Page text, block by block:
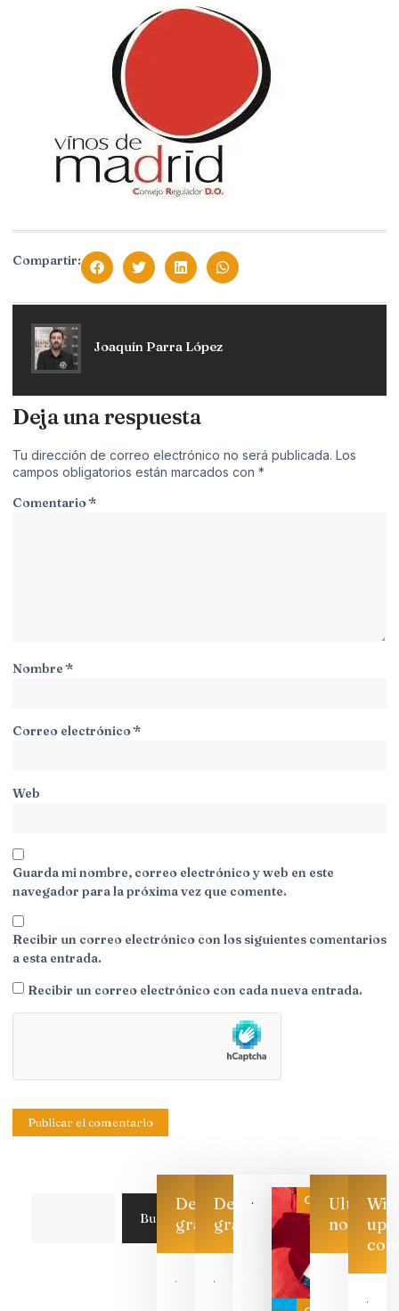
Compartir:
Joaquín Parra López
Deja una respuesta
Tu dirección de correo electrónico no será publicada. Los
campos obligatorios están marcados con *
Comentario*
Nombre*
Correo electrónico*
Web
Guarda mi nombre, correo electrónico y web en este
navegador para la próxima vez que comente.
Recibir un correo electrónico con los siguientes comentarios
a esta entrada.
Recibir un correo electrónico con cada nueva entrada.
Buscar
Descarga
gratis
Descarga
gratis
CategoríaUltimas
noticias
que ya
up